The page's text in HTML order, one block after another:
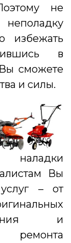
не
неполадку
избежать
в
сможете
и силы.
Вы
– от
и